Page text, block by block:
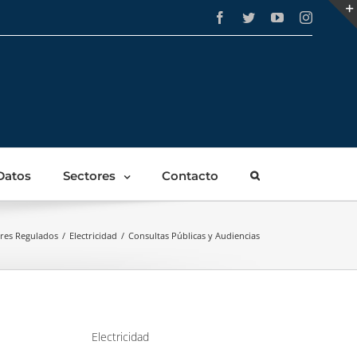
Facebook
TwitterYouTube
Sectores Contacto
Regulados / Electricidad / Consultas Públicas y Audiencias
Electricidad